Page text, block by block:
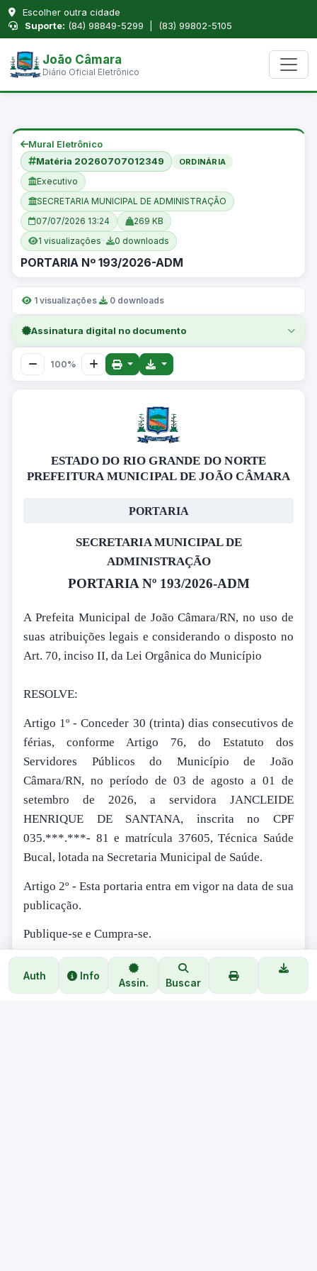
Escolher outra cidade
Suporte: (84) 98849-5299 | (83) 99802-5105
João Câmara
Diário Oficial Eletrônico
Mural Eletrônico
Matéria 20260707012349
ORDINÁRIA
Executivo
SECRETARIA MUNICIPAL DE ADMINISTRAÇÃO
07/07/2026 13:24
269 KB
1 visualizações · 0 downloads
PORTARIA Nº 193/2026-ADM
1 visualizações 0 downloads
Assinatura digital no documento
100%
ESTADO DO RIO GRANDE DO NORTE
PREFEITURA MUNICIPAL DE JOÃO CÂMARA
PORTARIA
SECRETARIA MUNICIPAL DE
ADMINISTRAÇÃO
PORTARIA Nº 193/2026-ADM
A Prefeita Municipal de João Câmara/RN, no uso de
suas atribuições legais e considerando o disposto no
Art. 70, inciso II, da Lei Orgânica do Município
RESOLVE:
Artigo 1º - Conceder 30 (trinta) dias consecutivos de
férias, conforme Artigo 76, do Estatuto dos
Servidores Públicos do Município de João
Câmara/RN, no período de 03 de agosto a 01 de
setembro de 2026, a servidora JANCLEIDE
HENRIQUE DE SANTANA, inscrita no CPF
035.***.***- 81 e matrícula 37605, Técnica Saúde
Bucal, lotada na Secretaria Municipal de Saúde.
Artigo 2º - Esta portaria entra em vigor na data de sua
publicação.
Publique-se e Cumpra-se.
Gabinete da Prefeita Municipal de João Câmara/RN,
07 de julho de 2026.
Auth Info
Assin. Buscar